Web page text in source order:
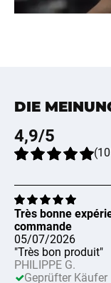
DIE
4,9/5
(
Très bonne expérience dès ma première
commande
05/07/2026
"Très bon produit"
PHILIPPE G.
Geprüfter Käufer